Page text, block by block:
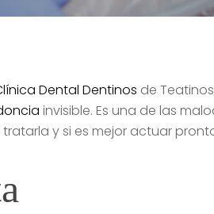
Dental Dentinos de
invisible. Es una de las
y si es mejor actuar